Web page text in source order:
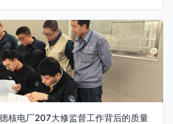
核电厂207大修监督工作背后的质量